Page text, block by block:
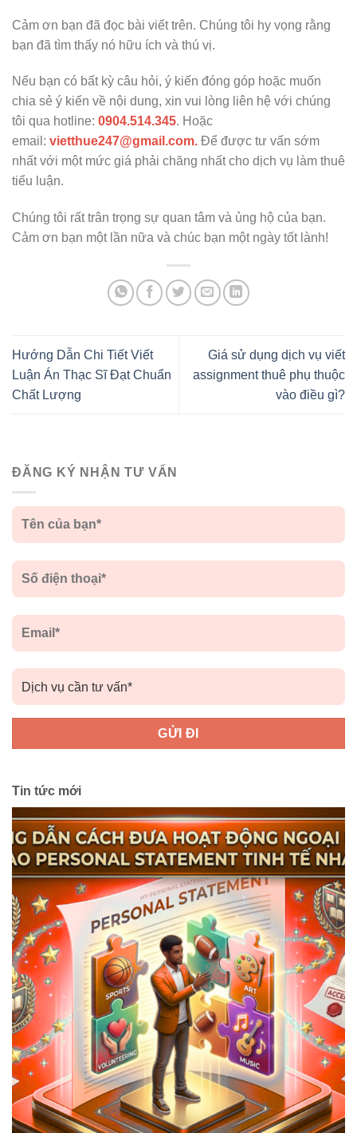
Cảm ơn bạn đã đọc bài viết trên. Chúng tôi hy vọng rằng
bạn đã tìm thấy nó hữu ích và thú vị.
Nếu bạn có bất kỳ câu hỏi, ý kiến đóng góp hoặc muốn
chia sẻ ý kiến về nội dung, xin vui lòng liên hệ với chúng
tôi qua hotline: 0904.514.345. Hoặc
email: vietthue247@gmail.com. Để được tư vấn sớm
nhất với một mức giá phải chăng nhất cho dịch vụ làm thuê
tiểu luận.
Chúng tôi rất trân trọng sự quan tâm và ủng hộ của bạn.
Cảm ơn bạn một lần nữa và chúc bạn một ngày tốt lành!
Hướng Dẫn Chi Tiết Viết
Luận Án Thạc Sĩ Đạt Chuẩn
Chất Lượng
Giá sử dụng dịch vụ viết
assignment thuê phụ thuộc
vào điều gì?
ĐĂNG KÝ NHẬN TƯ VẤN
Tin tức mới